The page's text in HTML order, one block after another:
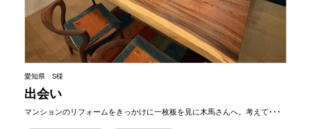
愛知県 S様
出会い
マンションのリフォームをきっかけに一枚板を見に木馬さんへ。考えて･･･